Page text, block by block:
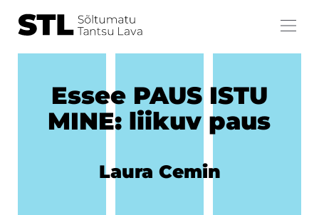
Essee PAUS ISTU
MINE: liikuv paus
Laura Cemin